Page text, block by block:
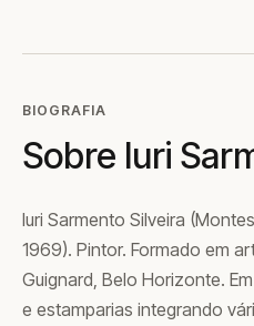
BIOGRAFIA
Sobre Iuri
Iuri Sarmento Silveira
1969). Pintor. Formado em
Guignard, Belo Horizonte.
e estamparias integrando